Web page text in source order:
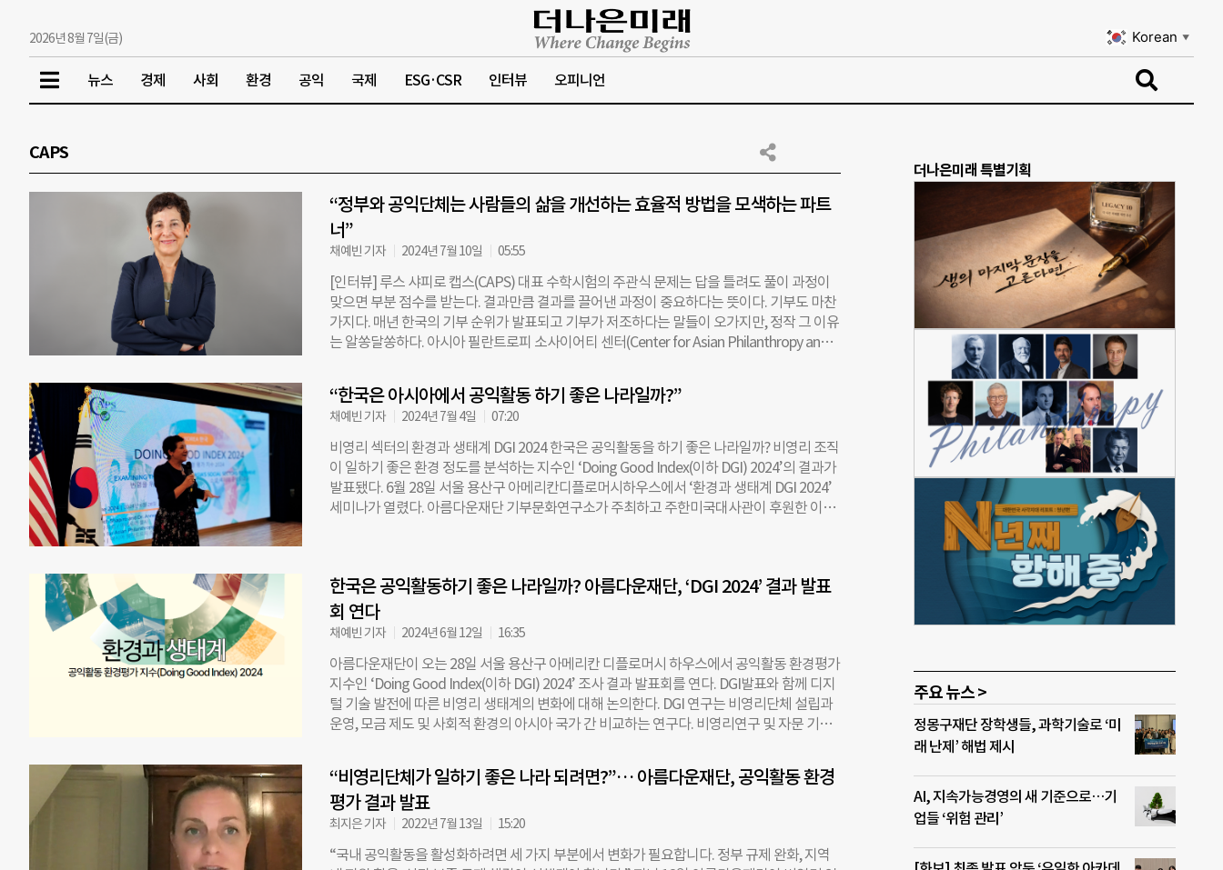
2026년 8월 7일(금) Korean ▼
뉴스 경제 사회 환경 공익 국제 ESG·CSR 인터뷰 오피니언
CAPS
“정부와 공익단체는 사람들의 삶을 개선하는 효율적 방법을 모색하는 파트
너”
채예빈 기자 2024년 7월 10일 05:55
[인터뷰] 루스 샤피로 캡스(CAPS) 대표 수학시험의 주관식 문제는 답을 틀려도 풀이 과정이
맞으면 부분 점수를 받는다. 결과만큼 결과를 끌어낸 과정이 중요하다는 뜻이다. 기부도 마찬
가지다. 매년 한국의 기부 순위가 발표되고 기부가 저조하다는 말들이 오가지만, 정작 그 이유
는 알쏭달쏭하다. 아시아 필란트로피 소사이어티 센터(Center for Asian Philanthropy and
락’을 짚어내는 이유다. 범위도 아시아로 좁혔다. 미국이나 유럽 같은 서구 사회와는 기부 문
화가 다르기 때문이다. 캡스는 2018년부터 공익활동평가지수인 Doing Good Index(이하
DGI)를 통해 아시아의 기부 여건을 분석하고 있다. 어떤 아시아 국가가 기부를 비롯한 공익 활
동을 하기 얼마나 좋은지, 인프라와 제도가 부족하다면 그 이유는 무엇인지 알아본다. 캡스의
루스 샤피로(Ruth A. Shapiro) 대표는 아시아 내 주요 기업인들의 모임인 ‘아시아 비즈니스
위원회’에서 10여 년간 사무총장을 역임한 인물로 기업의 사회적 책임(CSR) 전문가다. ‘기업
은 왜 더 많이 기부하지 않는가’라는 고민은 아시아의 전반적인 기부 환경에 대한 연구까지 이
국을 찾은 샤피로 대표에게 현시점에 진단하는 한국 기부 환경과 미래에 대해 물었다. 꾸준한
사회적 기업의 성장, 여전히 답답한 규제 샤피로 대표는 2017년, 2018년 더나은미래와의 인
터뷰에서 ‘한국은 사회적
“한국은 아시아에서 공익활동 하기 좋은 나라일까?”
채예빈 기자 2024년 7월 4일 07:20
비영리 섹터의 환경과 생태계 DGI 2024 한국은 공익활동을 하기 좋은 나라일까? 비영리 조직
이 일하기 좋은 환경 정도를 분석하는 지수인 ‘Doing Good Index(이하 DGI) 2024’의 결과가
발표됐다. 6월 28일 서울 용산구 아메리칸디플로머시하우스에서 ‘환경과 생태계 DGI 2024’
세미나가 열렸다. 아름다운재단 기부문화연구소가 주최하고 주한미국대사관이 후원한 이번
기 좋은 환경인지 조사하고 비교하는 연구다. 아시아 필란트로피 소사이이어티 센터(Center
for Asian Philanthropy and Society, 이하 캡스)가 격년으로 진행하며, 정부 규제, 세금 및 재
정 정책, 정부 조달, 공익 생태계 총 4개 분야를 살펴본다. 이번 조사는 17개국의 2183개 사회
를 통해 분석했다. DGI는 아시아의 많은 NGO가 실제로는 정부의 영향을 크게 받는 점을 고려
하여, NGO 대신 사회공익단체(SDO)라는 용어를 사용한다. DGI는 각 국가가 공익활동을 수
행하기에 얼마나 적합한지를 평가하여 4개 그룹으로 분류한다. 한국은 두 번째 그룹인
‘Doing Better’에 속했다. 루스 샤피로 캡스 대표는 DGI의 목적이 ‘자원을 어떻게 활용할지
능한 개발 목표) 중 단 하나도 달성하기 어려울 것이라고 한다. 샤피로 대표는 “목표 달성을 위
해 더 많은 자선활동과 기업의 사회공헌을 독려해야 하는 상황”이라며 “우리는
한국은 공익활동하기 좋은 나라일까? 아름다운재단, ‘DGI 2024’ 결과 발표
회 연다
채예빈 기자 2024년 6월 12일 16:35
아름다운재단이 오는 28일 서울 용산구 아메리칸 디플로머시 하우스에서 공익활동 환경평가
지수인 ‘Doing Good Index(이하 DGI) 2024’ 조사 결과 발표회를 연다. DGI발표와 함께 디지
털 기술 발전에 따른 비영리 생태계의 변화에 대해 논의한다. DGI 연구는 비영리단체 설립과
운영, 모금 제도 및 사회적 환경의 아시아 국가 간 비교하는 연구다. 비영리연구 및 자문 기구
CAPS)가 주관한다. DGI 지수는 ▲정부 규제 ▲세금 및 재정 정책 ▲정부 조달 ▲공익 생태계
총 4개 분야의 조사를 토대로 비영리가 일하기 좋은 환경 정도를 ▲Doing Well ▲Doing
Better ▲Doing Okay ▲Not Doing Enough 4개 그룹으로 분류한다. 올해 조사에는 17개국
2183곳의 비영리단체가 응답했으며 140명의 전문가가 인터뷰에 참여했다. ‘비영리 섹터의
환경과 생태계’를 주제로 진행되는 이번 행사는 2부로 구성된다. 1부에서는 루스 샤피로
CAPS 대표와 아네로테 웰쉬 CAPS 수석연구원이 DGI 2024 결과를 발표한다. 이어 빠르게 발
“비영리단체가 일하기 좋은 나라 되려면?”… 아름다운재단, 공익활동 환경
평가 결과 발표
최지은 기자 2022년 7월 13일 15:20
“국내 공익활동을 활성화하려면 세 가지 부분에서 변화가 필요합니다. 정부 규제 완화, 지역
더나은미래 특별기획
주요 뉴스 >
정몽구재단 장학생들, 과학기술로 ‘미
래 난제’ 해법 제시
AI, 지속가능경영의 새 기준으로…기
업들 ‘위험 관리’